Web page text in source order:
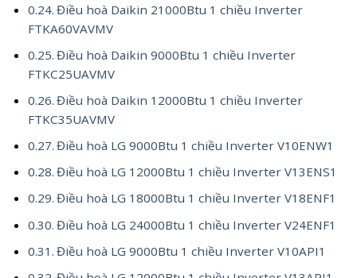
Điều hoà Daikin 21000Btu 1 chiều Inverter
FTKA60VAVMV
Điều hoà Daikin 9000Btu 1 chiều Inverter
FTKC25UAVMV
Điều hoà Daikin 12000Btu 1 chiều Inverter
FTKC35UAVMV
Điều hoà LG 9000Btu 1 chiều Inverter V10ENW1
Điều hoà LG 12000Btu 1 chiều Inverter V13ENS1
Điều hoà LG 18000Btu 1 chiều Inverter V18ENF1
Điều hoà LG 24000Btu 1 chiều Inverter V24ENF1
Điều hoà LG 9000Btu 1 chiều Inverter V10API1